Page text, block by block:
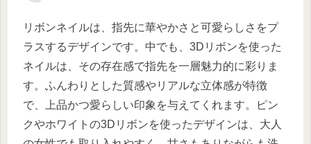
リボンネイルは、指先に華やかさと可愛らしさをプ
ラスするデザインです。中でも、3Dリボンを使った
ネイルは、その存在感で指先を一層魅力的に彩りま
す。ふんわりとした質感やリアルな立体感が特徴
で、上品かつ愛らしい印象を与えてくれます。ピン
クやホワイトの3Dリボンを使ったデザインは、大人